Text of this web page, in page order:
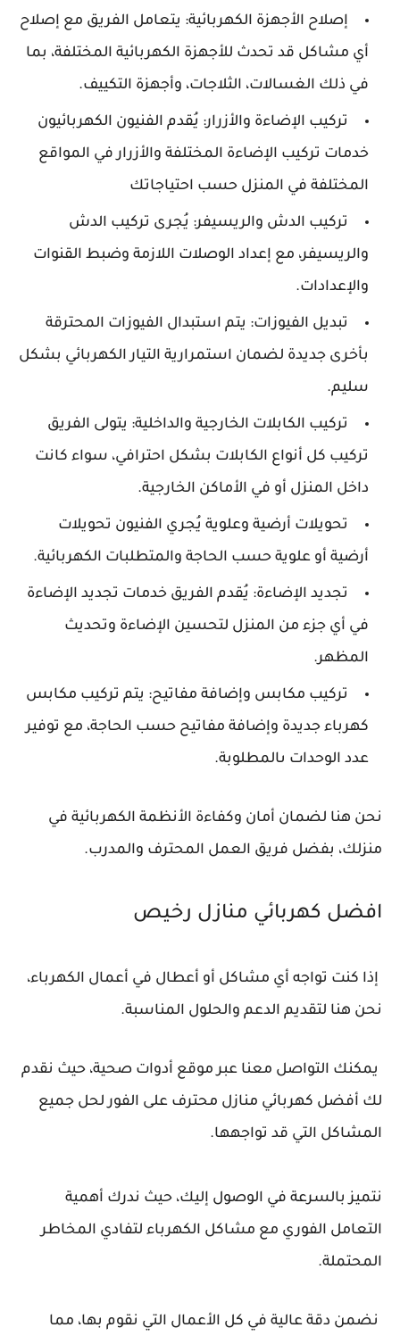
إصلاح الأجهزة الكهربائية: يتعامل الفريق مع إصلاح
أي مشاكل قد تحدث للأجهزة الكهربائية المختلفة، بما
في ذلك الغسالات، الثلاجات، وأجهزة التكييف.
تركيب الإضاءة والأزرار: يُقدم الفنيون الكهربائيون
خدمات تركيب الإضاءة المختلفة والأزرار في المواقع
المختلفة في المنزل حسب احتياجاتك
تركيب الدش والريسيفر: يُجرى تركيب الدش
والريسيفر، مع إعداد الوصلات اللازمة وضبط القنوات
والإعدادات.
تبديل الفيوزات: يتم استبدال الفيوزات المحترقة
بأخرى جديدة لضمان استمرارية التيار الكهربائي بشكل
سليم.
تركيب الكابلات الخارجية والداخلية: يتولى الفريق
تركيب كل أنواع الكابلات بشكل احترافي، سواء كانت
داخل المنزل أو في الأماكن الخارجية.
تحويلات أرضية وعلوية يُجري الفنيون تحويلات
أرضية أو علوية حسب الحاجة والمتطلبات الكهربائية.
تجديد الإضاءة: يُقدم الفريق خدمات تجديد الإضاءة
في أي جزء من المنزل لتحسين الإضاءة وتحديث
المظهر.
تركيب مكابس وإضافة مفاتيح: يتم تركيب مكابس
كهرباء جديدة وإضافة مفاتيح حسب الحاجة، مع توفير
عدد الوحدات ىالمطلوبة.
نحن هنا لضمان أمان وكفاءة الأنظمة الكهربائية في
منزلك، بفضل فريق العمل المحترف والمدرب.
افضل كهربائي منازل رخيص
إذا كنت تواجه أي مشاكل أو أعطال في أعمال الكهرباء،
نحن هنا لتقديم الدعم والحلول المناسبة.
يمكنك التواصل معنا عبر موقع أدوات صحية، حيث نقدم
لك أفضل كهربائي منازل محترف على الفور لحل جميع
المشاكل التي قد تواجهها.
نتميز بالسرعة في الوصول إليك، حيث ندرك أهمية
التعامل الفوري مع مشاكل الكهرباء لتفادي المخاطر
المحتملة.
نضمن دقة عالية في كل الأعمال التي نقوم بها، مما